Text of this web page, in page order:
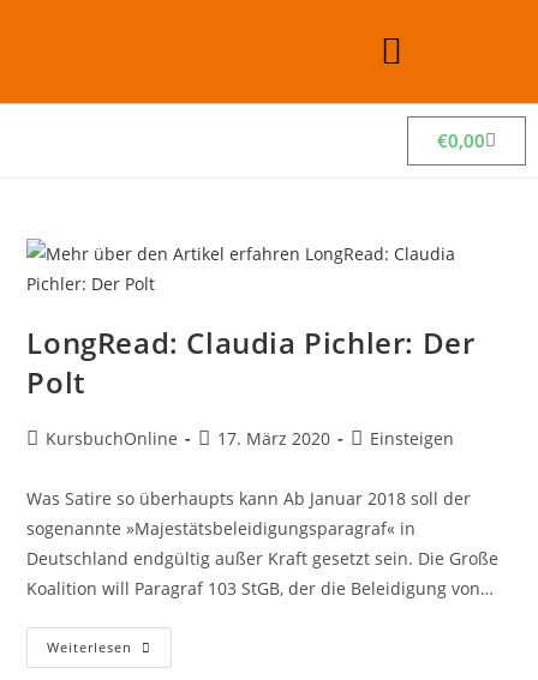
€0,00
LongRead: Claudia Pichler: Der
Polt
KursbuchOnline 17. März 2020 Einsteigen
Was Satire so überhaupts kann Ab Januar 2018 soll der
sogenannte »Majestätsbeleidigungsparagraf« in
Deutschland endgültig außer Kraft gesetzt sein. Die Große
Koalition will Paragraf 103 StGB, der die Beleidigung von…
Weiterlesen